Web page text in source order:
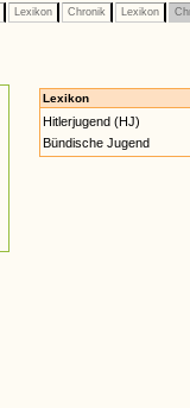
Lexikon Chronik Lexikon
Lexikon
Hitlerjugend (HJ)
Bündische Jugend